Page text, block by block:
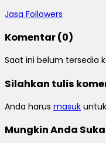
Jasa Followers
Komentar (0)
Saat ini belum tersedia
Silahkan tulis
Anda harus masuk
Mungkin Anda Suka